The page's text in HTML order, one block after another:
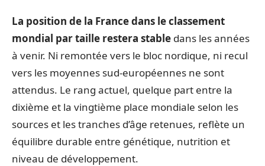
La position de la France dans le classement
mondial par taille restera stable dans les années
à venir. Ni remontée vers le bloc nordique, ni recul
vers les moyennes sud-européennes ne sont
attendus. Le rang actuel, quelque part entre la
dixième et la vingtième place mondiale selon les
sources et les tranches d’âge retenues, reflète un
équilibre durable entre génétique, nutrition et
niveau de développement.